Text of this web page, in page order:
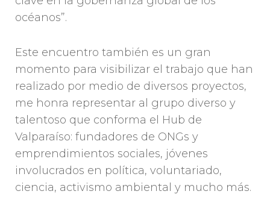
océanos”.
Este encuentro también es un gran
momento para visibilizar el trabajo que han
realizado por medio de diversos proyectos,
me honra representar al grupo diverso y
talentoso que conforma el Hub de
Valparaíso: fundadores de ONGs y
emprendimientos sociales, jóvenes
involucrados en política, voluntariado,
ciencia, activismo ambiental y mucho más.